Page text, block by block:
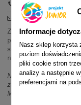
+48 600 779 897
sklep@projektjunior.pl
Zapraszamy do sklepu
poniedziałek - piątek:
sobota: 10.00-14.00
niedziela (każda):
Nie odpowiadamy na
zamówień i oferty
Messenger.
Informacje
Nasz sklep korzysta
poziom
pliki cookie stron
analizy a następnie
preferencjami na